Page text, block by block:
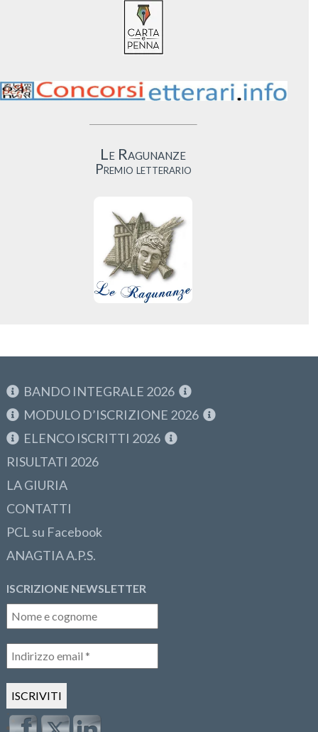
Le Ragunanze
Premio letterario
BANDO INTEGRALE 2026
MODULO D’ISCRIZIONE 2026
ELENCO ISCRITTI 2026
RISULTATI 2026
LA GIURIA
CONTATTI
PCL su Facebook
ANAGTIA A.P.S.
ISCRIZIONE NEWSLETTER